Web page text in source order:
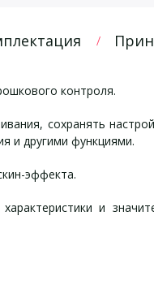
контроля.
сохранять
и другими функциями.
эффекта.
и